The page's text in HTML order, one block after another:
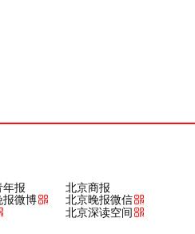
报 北京商报
报微博
北京晚报微信
北京深读空间